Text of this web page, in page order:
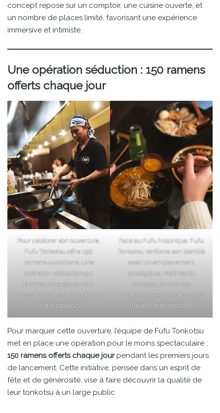
concept repose sur un comptoir, une cuisine ouverte, et
un nombre de places limité, favorisant une expérience
immersive et intimiste.
Une opération séduction : 150 ramens
offerts chaque jour
Pour célébrer son ouverture,
Fufu Tonkotsu offre 150
ramens quotidiens. Une
opération séduction qui
promet un engouement
massif chez les amateurs de
cuisine japonaise.
Face au Fufu historique, Fufu
Tonkotsu renforce son identité
avec un emplacement
stratégique. Maîtrise du
tonkotsu, ambiance
chaleureuse et rendez-vous
culinaire immanquable.
Pour marquer cette ouverture, l’équipe de Fufu Tonkotsu
met en place une opération pour le moins spectaculaire :
150 ramens offerts chaque jourpendant les premiers jours
de lancement. Cette initiative, pensée dans un esprit de
fête et de générosité, vise à faire découvrir la qualité de
leur tonkotsu à un large public.